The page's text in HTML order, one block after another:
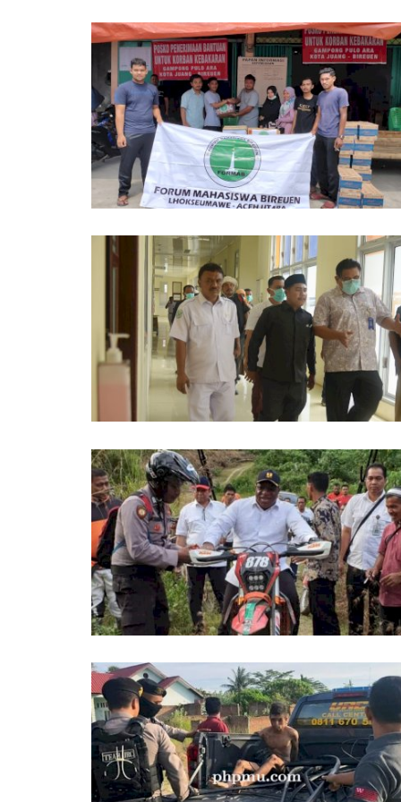
Tewas, Stock dan Harga Sembako di
Hukum Polres Lhokseumawe...
07/09/2022